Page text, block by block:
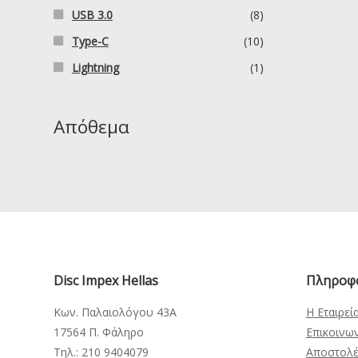
USB 3.0
(8)
Type-C
(10)
Lightning
(1)
Απόθεμα
Disc Impex Hellas
Κων. Παλαιολόγου 43Α
17564 Π. Φάληρο
Τηλ.: 210 9404079
Η